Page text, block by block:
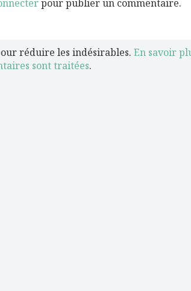
pour publier un commentaire.
réduire les indésirables. En savoir
sont traitées.